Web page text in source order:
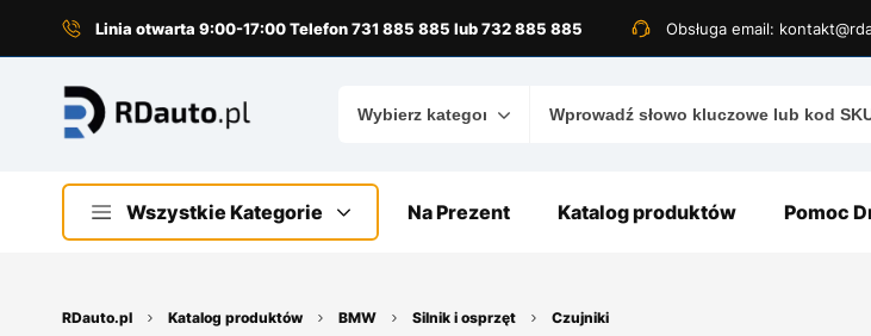
Linia otwarta 9:00-17:00 Telefon 731 885 885 lub 732 885 885 Obsługa email:
Wszystkie Kategorie Na Prezent Katalog produktów Pomoc
RDauto.pl Katalog produktów BMW Silnik i osprzęt Czujniki